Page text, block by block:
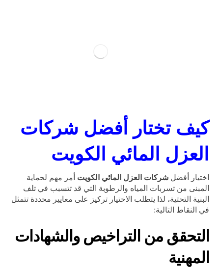
كيف تختار أفضل شركات
العزل المائي الكويت
اختيار أفضلشركات العزل المائي الكويت أمر مهم لحماية
المبنى من تسربات المياه والرطوبة التي قد تتسبب في تلف
البنية التحتية، لذا يتطلب الاختيار تركيز على معايير محددة تتمثل
في النقاط التالية:
التحقق من التراخيص والشهادات
المهنية